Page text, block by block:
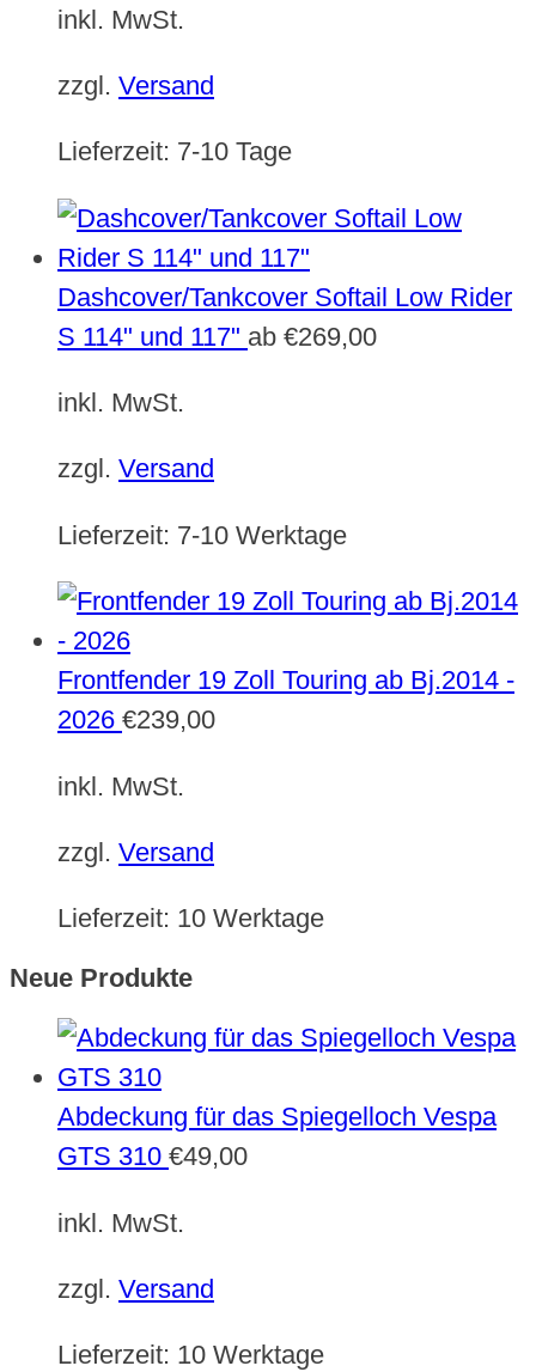
inkl. MwSt.
zzgl. Versand
Lieferzeit: 7-10 Tage
Dashcover/Tankcover Softail Low Rider
S 114" und 117" ab €269,00
inkl. MwSt.
zzgl. Versand
Lieferzeit: 7-10 Werktage
Frontfender 19 Zoll Touring ab Bj.2014 -
2026 €239,00
inkl. MwSt.
zzgl. Versand
Lieferzeit: 10 Werktage
Neue Produkte
Abdeckung für das Spiegelloch Vespa
GTS 310 €49,00
inkl. MwSt.
zzgl. Versand
Lieferzeit: 10 Werktage